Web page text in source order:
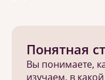
Понятная
Вы понимаете,
изучаем, в